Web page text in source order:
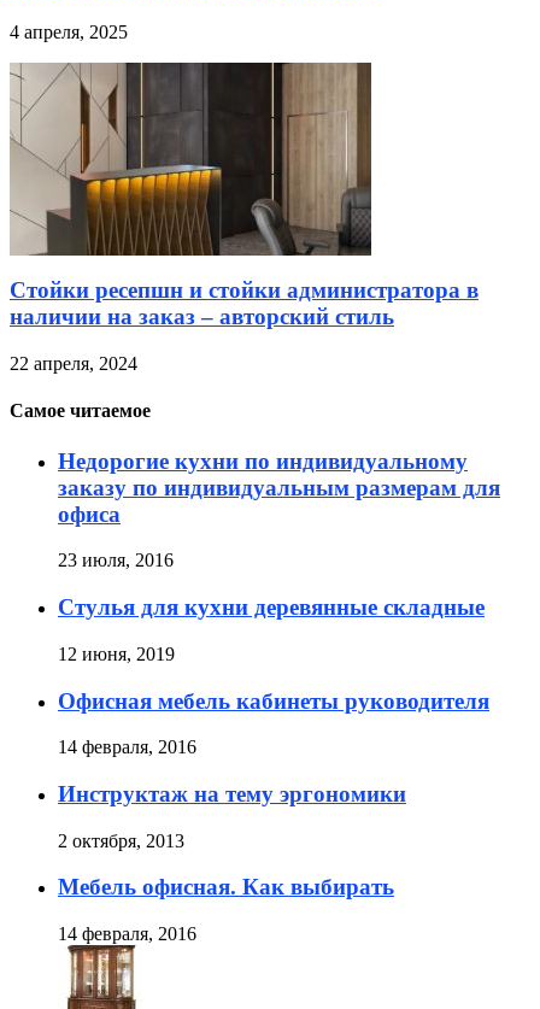
4 апреля, 2025
Стойки ресепшн и стойки администратора в
наличии на заказ – авторский стиль
22 апреля, 2024
Самое читаемое
Недорогие кухни по индивидуальному
заказу по индивидуальным размерам для
офиса
23 июля, 2016
Стулья для кухни деревянные складные
12 июня, 2019
Офисная мебель кабинеты руководителя
14 февраля, 2016
Инструктаж на тему эргономики
2 октября, 2013
Мебель офисная. Как выбирать
14 февраля, 2016